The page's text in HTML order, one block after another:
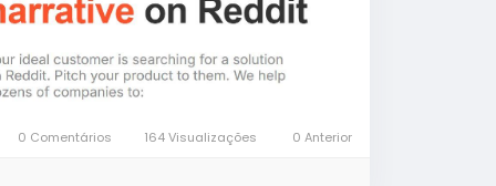
0 Comentários 164 Visualizações 0 Anterior